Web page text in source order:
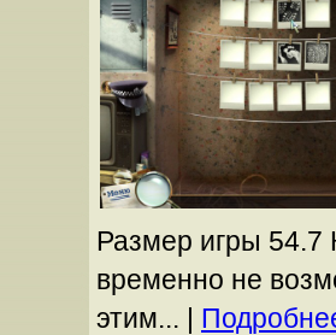
Размер игры 54.7
временно не
этим... |